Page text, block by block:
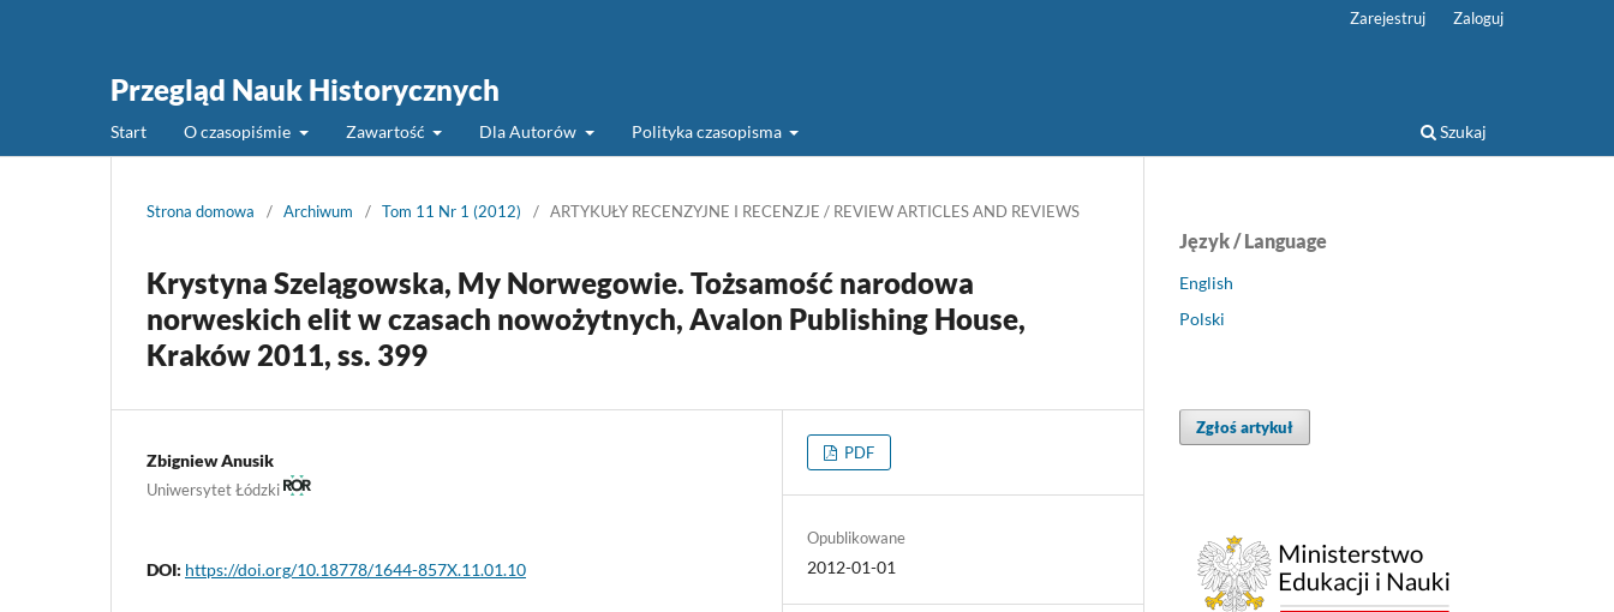
Przegląd Nauk Historycznych
Start O czasopiśmie Zawartość Dla Autorów Polityka czasopisma Szukaj
Zarejestruj Zaloguj
Strona domowa / Archiwum / Tom 11 Nr 1 (2012) / ARTYKUŁY RECENZYJNE I RECENZJE / REVIEW ARTICLES AND REVIEWS
Krystyna Szelągowska, My Norwegowie. Tożsamość narodowa
norweskich elit w czasach nowożytnych, Avalon Publishing House,
Kraków 2011, ss. 399
Zbigniew Anusik
Uniwersytet Łódzki
DOI: https://doi.org/10.18778/1644-857X.11.01.10
PDF
Opublikowane
2012-01-01
Język / Language
English
Polski
Zgłoś artykuł